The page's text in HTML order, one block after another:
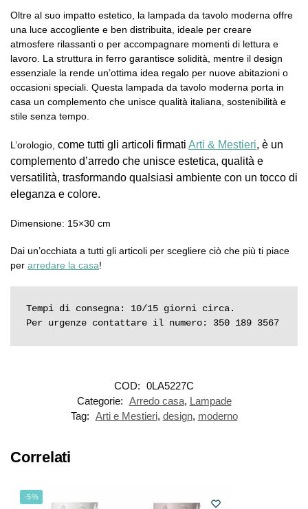
Oltre al suo impatto estetico, la lampada da tavolo moderna offre
una luce accogliente e ben distribuita, ideale per creare
atmosfere rilassanti o per accompagnare momenti di lettura e
lavoro. La struttura in ferro garantisce solidità, mentre il design
essenziale la rende un’ottima idea regalo per nuove abitazioni o
occasioni speciali. Questa lampada da tavolo moderna porta in
casa un complemento che unisce qualità italiana, sostenibilità e
stile senza tempo.
L’orologio, come tutti gli articoli firmati Arti & Mestieri, è un
complemento d’arredo che unisce estetica, qualità e
versatilità, trasformando qualsiasi ambiente con un tocco di
eleganza e colore.
Dimensione: 15×30 cm
Dai un’occhiata a tutti gli articoli per scegliere ciò che più ti piace
per arredare la casa!
Tempi di consegna: 10/15 giorni circa.
Per urgenze contattare il numero: 350 189 3567
COD: 0LA5227C
Categorie: Arredo casa, Lampade
Tag: Arti e Mestieri, design, moderno
Correlati
-5%